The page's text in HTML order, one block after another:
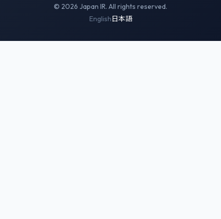
© 2026 Japan IR. All rights reserved.
English日本語